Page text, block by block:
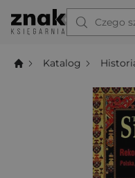
Czego
Katalog